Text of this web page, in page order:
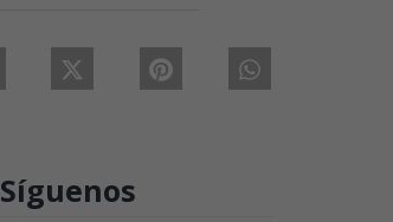
Síguenos